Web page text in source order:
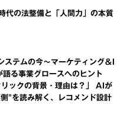
代の法整備と「人間力」の本質
ステムの今～マーケティング＆I
る事業グロースへのヒント
ックの背景・理由は？」 AIが
"を読み解く、レコメンド設計